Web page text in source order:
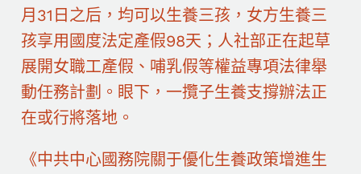
月31日之后，均可以生養三孩，女方生養三
孩享用國度法定產假98天；人社部正在起草
展開女職工產假、哺乳假等權益專項法律舉
動任務計劃。眼下，一攬子生養支撐辦法正
在或行將落地。
《中共中心國務院關于優化生養政策增進生